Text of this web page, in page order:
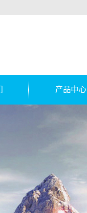
产品中心
装箱机
锁盖机/压盖